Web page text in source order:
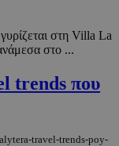
στη Villa La
στο ...
trends που
travel-trends-poy-